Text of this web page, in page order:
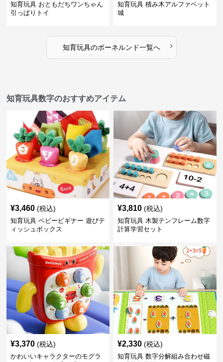
知育玩具 おともだちワンちゃん
引っぱりトイ
知育玩具 積み木アルファベット
城
知育玩具のポーネルンド一覧へ ›
知育玩具数字のおすすめアイテム
¥3,460 (税込)
知育玩具 ベビービギナー 遊びテ
ィッシュボックス
¥3,810 (税込)
知育玩具 木製テンフレーム数字
計算学習セット
¥3,370 (税込)
かわいいキャラクターのモグラ
¥2,330 (税込)
知育玩具 数字分解組み合わせ磁